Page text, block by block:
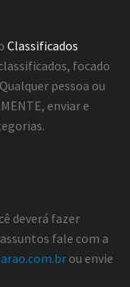
Classificados
focado
pessoa ou
enviar e
deverá fazer
fale com a
ou envie